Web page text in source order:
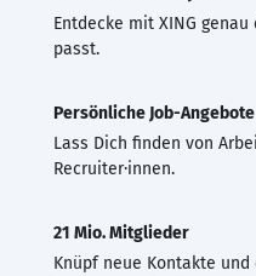
Entdecke mit XING
passt.
Persönliche Job-Angebote
Lass Dich finden von
Recruiter·innen.
21 Mio. Mitglieder
Knüpf neue Kontakte